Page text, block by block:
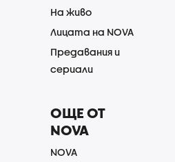
На живо
Лицата на NOVA
Предавания и
сериали
ОЩЕ ОТ
NOVA
NOVA